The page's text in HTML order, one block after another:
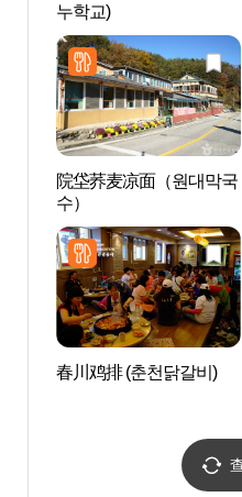
누학교)
院垈荞麦凉面（원대막국
수）
春川鸡排 (춘천닭갈비)